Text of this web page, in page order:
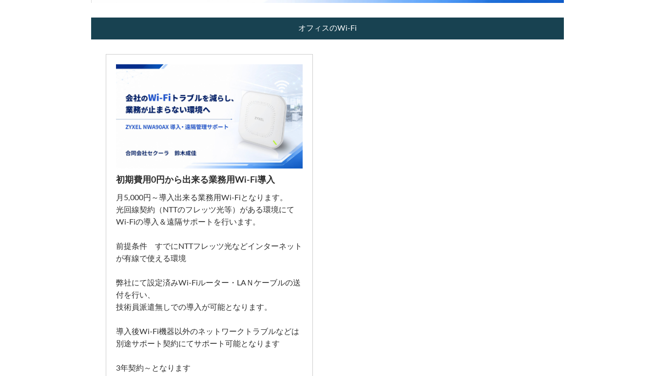
オフィスのWi-Fi
初期費用0円から出来る業務用Wi-Fi導入
月5,000円～導入出来る業務用Wi-Fiとなります。
光回線契約（NTTのフレッツ光等）がある環境にて
Wi-Fiの導入＆遠隔サポートを行います。
前提条件 すでにNTTフレッツ光などインターネット
が有線で使える環境
弊社にて設定済みWi-Fiルーター・LAＮケーブルの送
付を行い、
技術員派遣無しでの導入が可能となります。
導入後Wi-Fi機器以外のネットワークトラブルなどは
別途サポート契約にてサポート可能となります
3年契約～となります